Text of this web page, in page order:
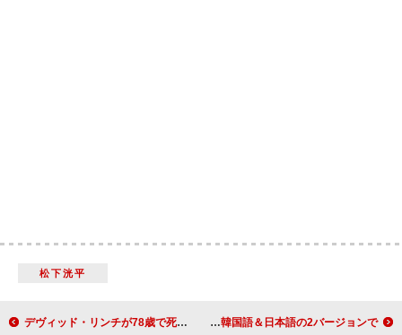
松下洸平
デヴィッド・リンチが78歳で死去、NIN／モービーなどのMVも監督 SEVENTEENジョンハン、新曲はOmoinotake書き下ろし「Better Half」 韓国語＆日本語の2バージョンで